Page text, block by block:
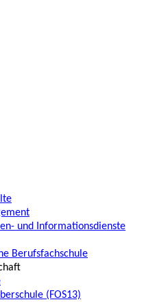
und Informationsdienste
Berufsfachschule
(FOS13)